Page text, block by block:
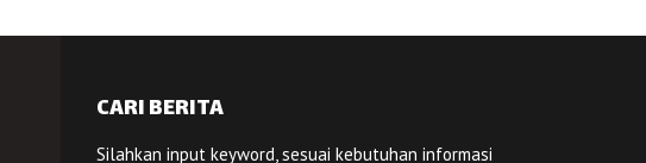
CARI BERITA
Silahkan input keyword, sesuai kebutuhan informasi